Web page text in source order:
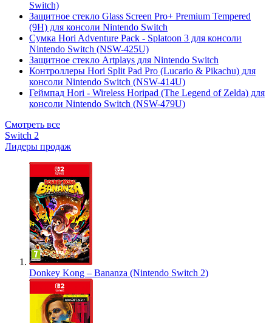
Switch)
Защитное стекло Glass Screen Pro+ Premium Tempered
(9H) для консоли Nintendo Switch
Сумка Hori Adventure Pack - Splatoon 3 для консоли
Nintendo Switch (NSW-425U)
Защитное стекло Artplays для Nintendo Switch
Контроллеры Hori Split Pad Pro (Lucario & Pikachu) для
консоли Nintendo Switch (NSW-414U)
Геймпад Hori - Wireless Horipad (The Legend of Zelda) для
консоли Nintendo Switch (NSW-479U)
Смотреть все
Switch 2
Лидеры продаж
Donkey Kong – Bananza (Nintendo Switch 2)